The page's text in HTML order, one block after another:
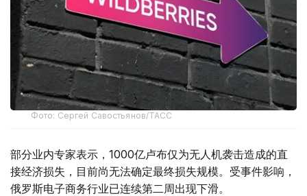
Фото: Сергей Савостьянов/ТАСС
部分业内专家表示，1000亿卢布仅为无人机袭击造成的直
接经济损失，目前尚无法确定最终损失规模。受事件影响，
俄罗斯电子商务行业已连续第二周出现下滑。